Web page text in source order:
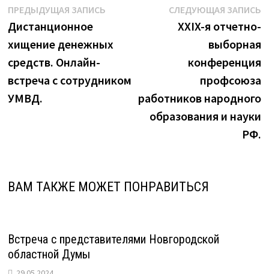
Навигация
по
записям
ПРЕДЫДУЩАЯ ЗАПИСЬ
Дистанционное
хищение денежных
средств. Онлайн-
встреча с сотрудником
УМВД.
СЛЕДУЮЩАЯ ЗАПИСЬ
XXIX-я отчетно-
выборная
конференция
профсоюза
работников народного
образования и науки
РФ.
ВАМ ТАКЖЕ МОЖЕТ ПОНРАВИТЬСЯ
Встреча с представителями Новгородской
областной Думы